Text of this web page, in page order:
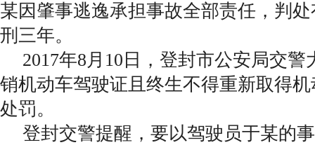
某因肇事逃逸承担事故全部责任，判
刑三年。
2017年8月10日，登封市公安局交
销机动车驾驶证且终生不得重新取得
处罚。
登封交警提醒，要以驾驶员于某的